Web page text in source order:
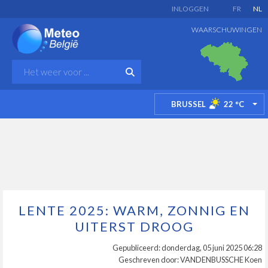
FR NL
INLOGGEN
WAARSCHUWINGEN
BRUSSEL 22 °C
LENTE 2025: WARM, ZONNIG EN
UITERST DROOG
Gepubliceerd: donderdag, 05 juni 2025 06:28
Geschreven door: VANDENBUSSCHE Koen